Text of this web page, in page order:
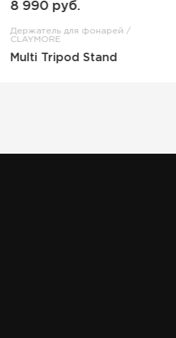
8 990 руб.
Держатель для фонарей /
CLAYMORE
Multi Tripod Stand